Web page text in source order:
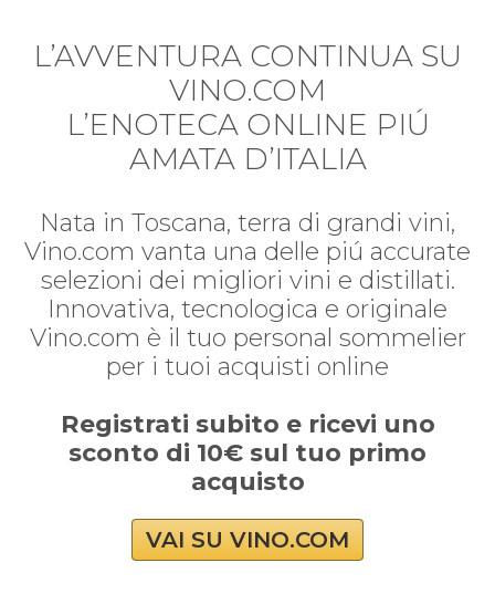
L’AVVENTURA CONTINUA SU
VINO.COM
L’ENOTECA ONLINE PIÚ
AMATA D’ITALIA
Nata in Toscana, terra di grandi vini,
Vino.com vanta una delle piú accurate
selezioni dei migliori vini e distillati.
Innovativa, tecnologica e originale
Vino.com è il tuo personal sommelier
per i tuoi acquisti online
Registrati subito e ricevi uno
sconto di 10€ sul tuo primo
acquisto
VAI SU VINO.COM